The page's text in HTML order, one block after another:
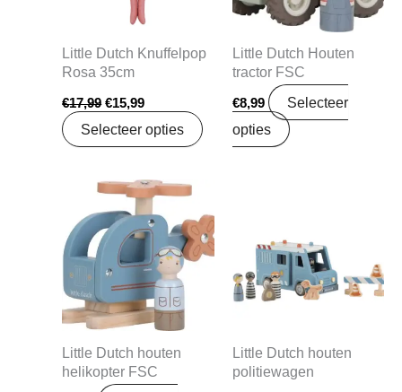
Little Dutch Knuffelpop
Rosa 35cm
€17,99 €15,99
Selecteer opties
Little Dutch Houten
tractor FSC
€8,99
Selecteer
opties
Little Dutch houten
helikopter FSC
Little Dutch houten
politiewagen
€24,95.